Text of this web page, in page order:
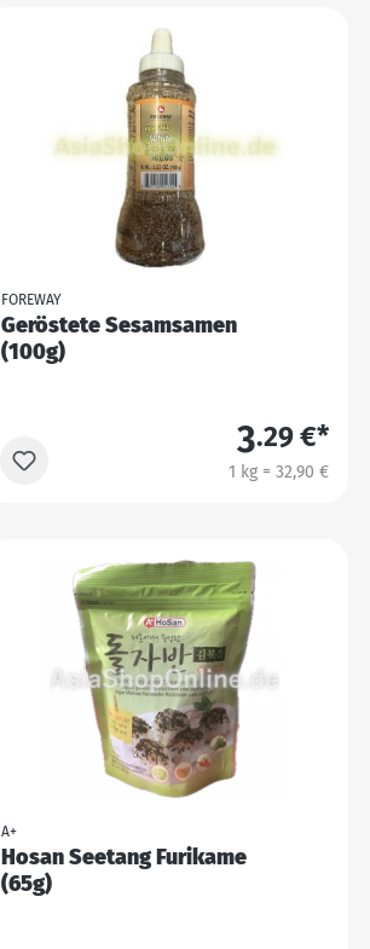
FOREWAY
Geröstete Sesamsamen
(100g)
3.29 €*
1 kg = 32,90 €
A+
Hosan Seetang Furikame
(65g)